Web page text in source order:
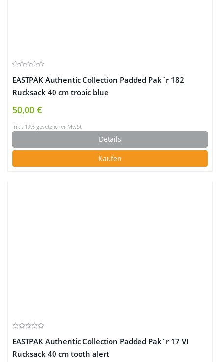
EASTPAK Authentic Collection Padded Pak´r 182
Rucksack 40 cm tropic blue
50,00 €
inkl. 19% gesetzlicher MwSt.
Details
Kaufen
EASTPAK Authentic Collection Padded Pak´r 17 VI
Rucksack 40 cm tooth alert